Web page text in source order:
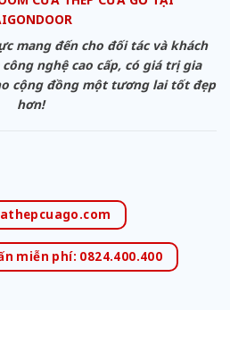
mang đến cho đối tác và khách
nghệ cao cấp, có giá trị gia
cộng đồng một tương lai tốt đẹp
hơn!
miễn phí: 0824.400.400